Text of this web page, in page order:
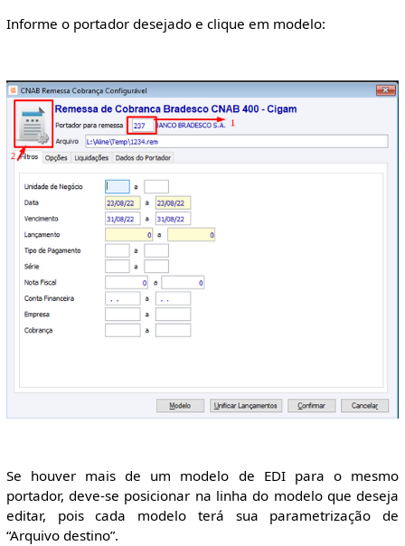
Informe o portador desejado e clique em modelo:
Se houver mais de um modelo de EDI para o mesmo
portador, deve-se posicionar na linha do modelo que deseja
editar, pois cada modelo terá sua parametrização de
“Arquivo destino”.